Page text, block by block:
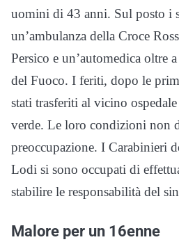
uomini di 43 anni. Sul posto i
un’ambulanza della Croce
Persico e un’automedica oltre
del Fuoco. I feriti, dopo le
stati trasferiti al vicino
verde. Le loro condizioni non
preoccupazione. I Carabinieri
Lodi si sono occupati di
stabilire le responsabilità del
Malore per un 16enne